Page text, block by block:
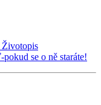
Životopis
se o ně staráte!